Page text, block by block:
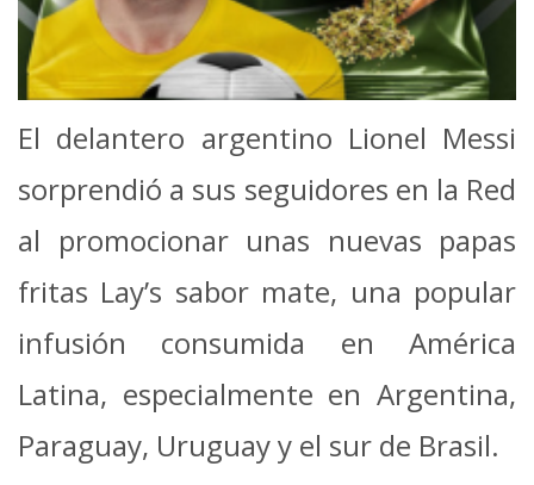
El delantero argentino Lionel Messi
sorprendió a sus seguidores en la Red
al promocionar unas nuevas papas
fritas Lay’s sabor mate, una popular
infusión consumida en América
Latina, especialmente en Argentina,
Paraguay, Uruguay y el sur de Brasil.